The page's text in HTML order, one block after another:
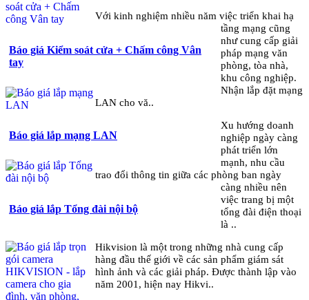
Báo giá Kiểm soát cửa + Chấm công Vân
tay
Báo giá lắp mạng LAN
Với kinh nghiệm nhiều năm việc triển khai hạ
tầng mạng cũng
như cung cấp giải
pháp mạng văn
phòng, tòa nhà,
khu công nghiệp.
Nhận lắp đặt mạng
LAN cho vă..
Báo giá lắp Tổng đài nội bộ
Xu hướng doanh
nghiệp ngày càng
phát triển lớn
mạnh, nhu cầu
trao đổi thông tin giữa các phòng ban ngày
càng nhiều nên
việc trang bị một
tổng đài điện thoại
là ..
Hikvision là một trong những nhà cung cấp
hàng đầu thế giới về các sản phẩm giám sát
hình ảnh và các giải pháp. Được thành lập vào
năm 2001, hiện nay Hikvi..